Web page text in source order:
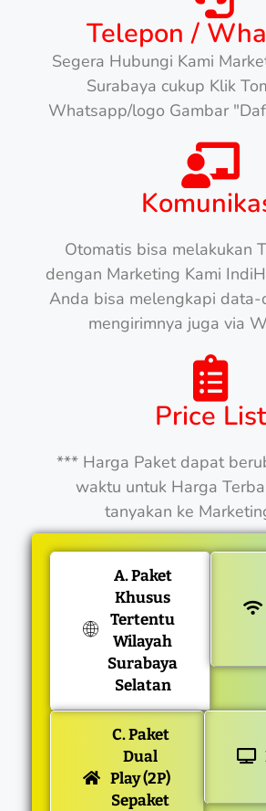
Telepon /
Segera Hubungi Kami
Surabaya cukup Klik
Whatsapp/logo Gambar
Otomatis bisa melakukan
dengan Marketing Kami
Anda bisa melengkapi
mengirimnya juga via
Price List
*** Harga Paket dapat
waktu untuk Harga
tanyakan ke
A. Paket
Khusus
Tertentu
Wilayah
Surabaya
Selatan
C. Paket
Dual
Play (2P)
Sepaket